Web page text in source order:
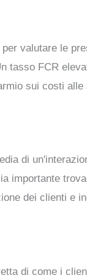
valutare le
tasso FCR
sui costi
di
importante
dei clienti e
di come i